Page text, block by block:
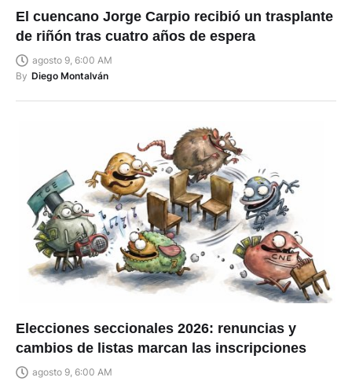
El cuencano Jorge Carpio recibió un trasplante
de riñón tras cuatro años de espera
agosto 9, 6:00 AM
By Diego Montalván
Elecciones seccionales 2026: renuncias y
cambios de listas marcan las inscripciones
agosto 9, 6:00 AM